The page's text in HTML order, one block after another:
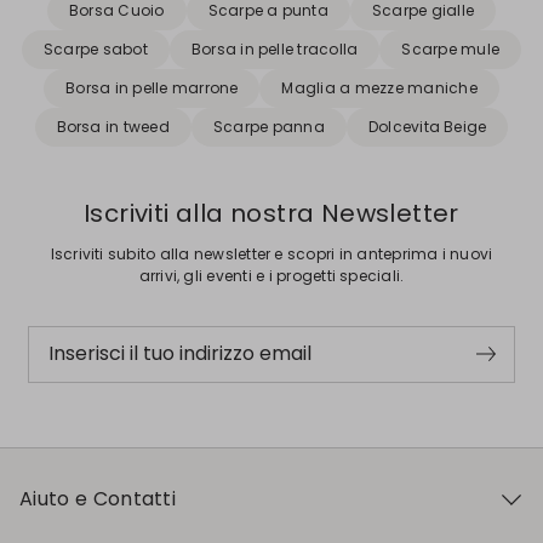
Borsa Cuoio
Scarpe a punta
Scarpe gialle
Scarpe sabot
Borsa in pelle tracolla
Scarpe mule
Borsa in pelle marrone
Maglia a mezze maniche
Borsa in tweed
Scarpe panna Dolcevita Beige
Iscriviti alla nostra Newsletter
Iscriviti subito alla newsletter e scopri in anteprima i nuovi
arrivi, gli eventi e i progetti speciali.
Inserisci il tuo indirizzo email
Aiuto e Contatti